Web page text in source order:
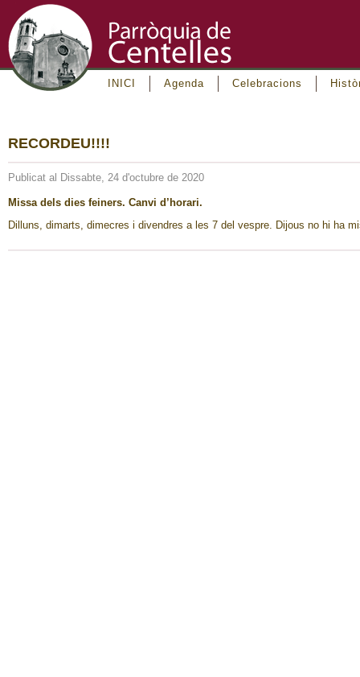
INICI Agenda Celebracions
RECORDEU!!!!
Publicat al Dissabte, 24 d'octubre de 2020
Missa dels dies feiners. Canvi d’horari.
Dilluns, dimarts, dimecres i divendres a les 7 del vespre. Dijous no hi ha